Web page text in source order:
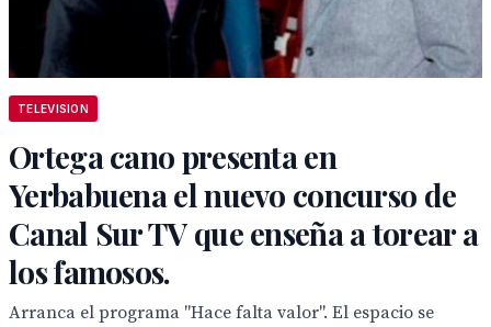
TELEVISION
Ortega cano presenta en
Yerbabuena el nuevo concurso de
Canal Sur TV que enseña a torear a
los famosos.
Arranca el programa "Hace falta valor". El espacio se